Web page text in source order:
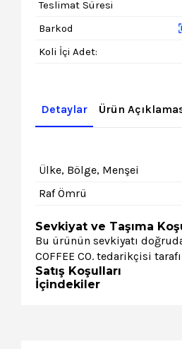
Teslimat Süresi
Barkod
Koli İçi Adet:
Detaylar Ürün
Ülke, Bölge, Menşei
Raf Ömrü
Sevkiyat ve Taşıma
Bu ürünün sevkiyatı
COFFEE CO. tedarikçisi
Satış Koşulları
İçindekiler